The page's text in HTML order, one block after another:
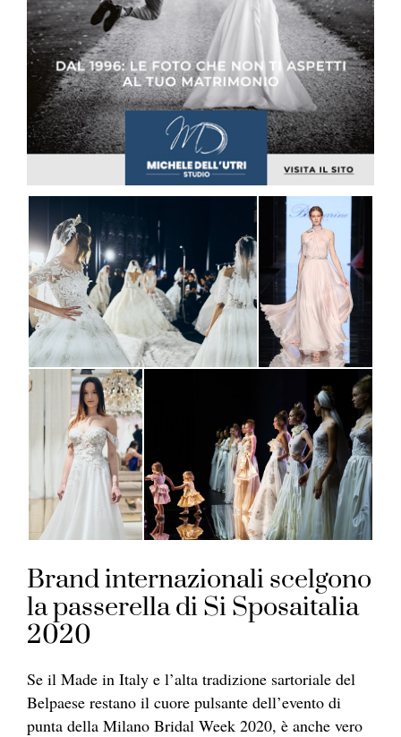
Brand internazionali scelgono
la passerella di Si Sposaitalia
2020
Se il Made in Italy e l’alta tradizione sartoriale del
Belpaese restano il cuore pulsante dell’evento di
punta della Milano Bridal Week 2020, è anche vero